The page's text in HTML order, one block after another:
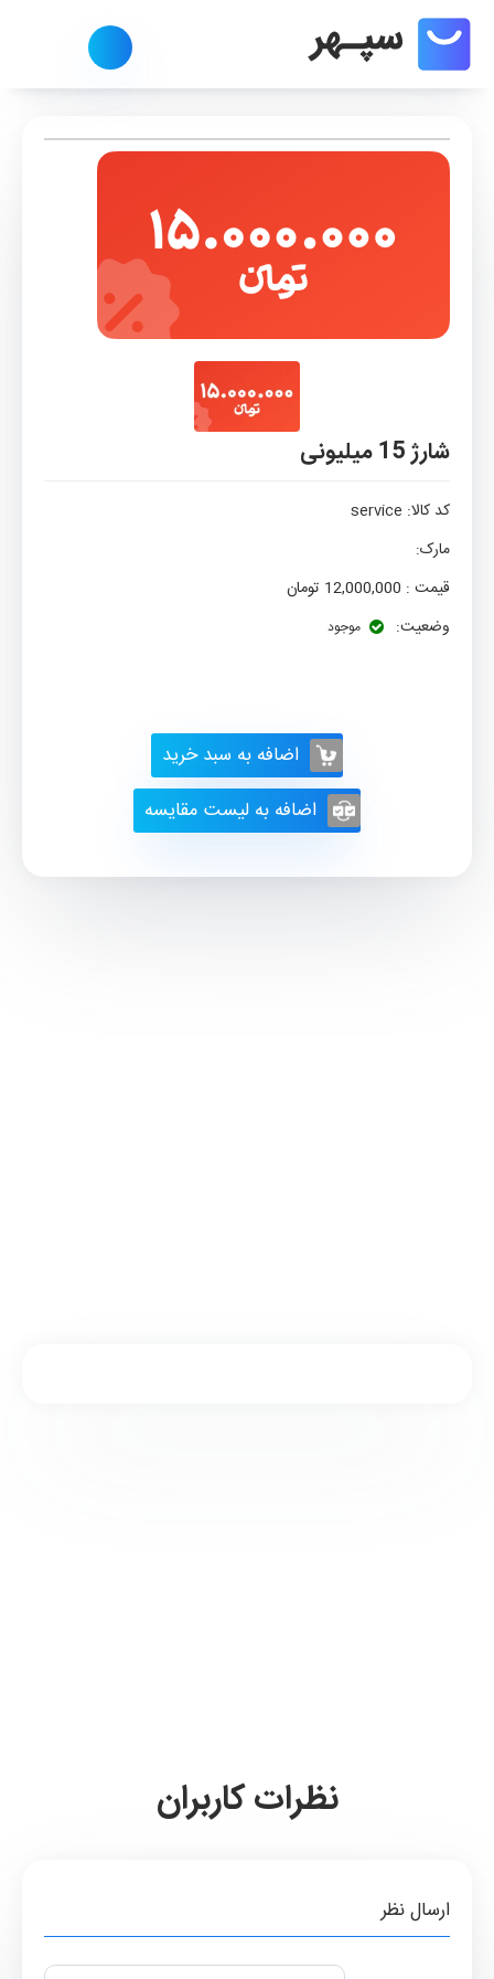
شارژ 15 میلیونی
کد کالا: service
مارک:
قیمت : 12,000,000 تومان
وضعیت:
موجود
اضافه به سبد خرید
اضافه به لیست مقایسه
نظرات کاربران
ارسال نظر